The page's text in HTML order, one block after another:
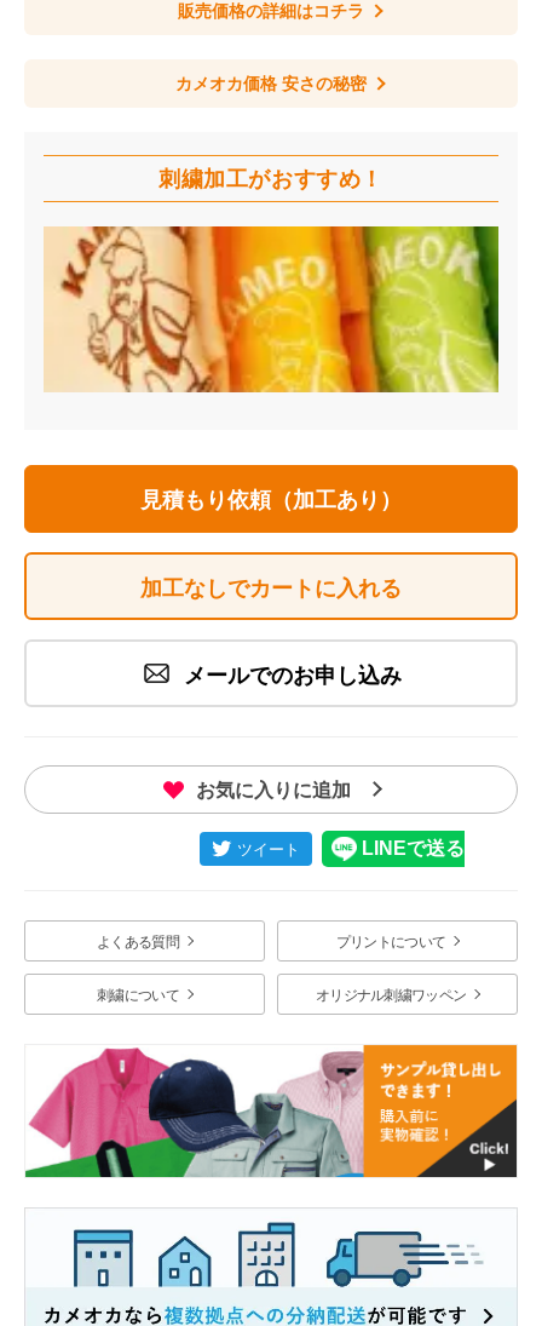
販売価格の詳細はコチラ
カメオカ価格 安さの秘密
刺繍加工がおすすめ！
見積もり依頼（加工あり）
加工なしでカートに入れる
メールでのお申し込み
お気に入りに追加
よくある質問 プリントについて
刺繍について オリジナル刺繍ワッペン